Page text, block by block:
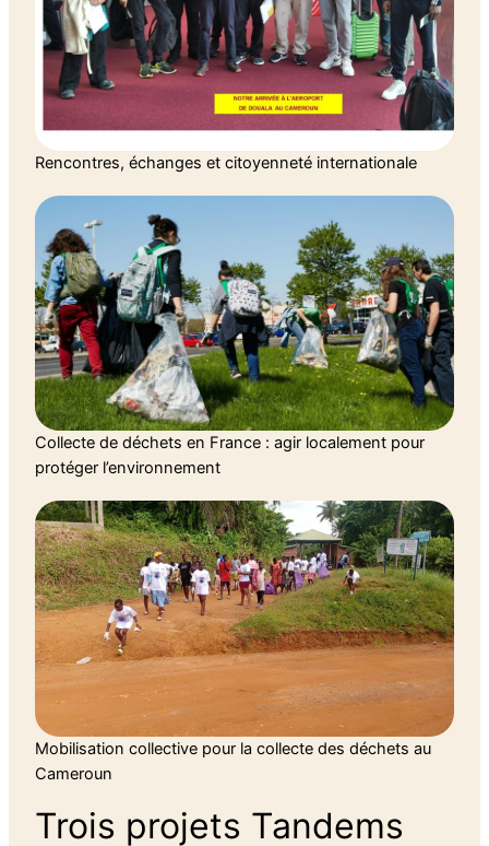
Rencontres, échanges et citoyenneté internationale
Collecte de déchets en France : agir localement pour
protéger l’environnement
Mobilisation collective pour la collecte des déchets au
Cameroun
Trois projets Tandems